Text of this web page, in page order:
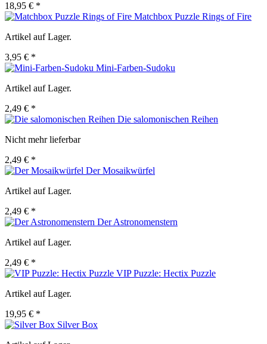
18,95 € *
Matchbox Puzzle Rings of Fire
Artikel auf Lager.
3,95 € *
Mini-Farben-Sudoku
Artikel auf Lager.
2,49 € *
Die salomonischen Reihen
Nicht mehr lieferbar
2,49 € *
Der Mosaikwürfel
Artikel auf Lager.
2,49 € *
Der Astronomenstern
Artikel auf Lager.
2,49 € *
VIP Puzzle: Hectix Puzzle
Artikel auf Lager.
19,95 € *
Silver Box